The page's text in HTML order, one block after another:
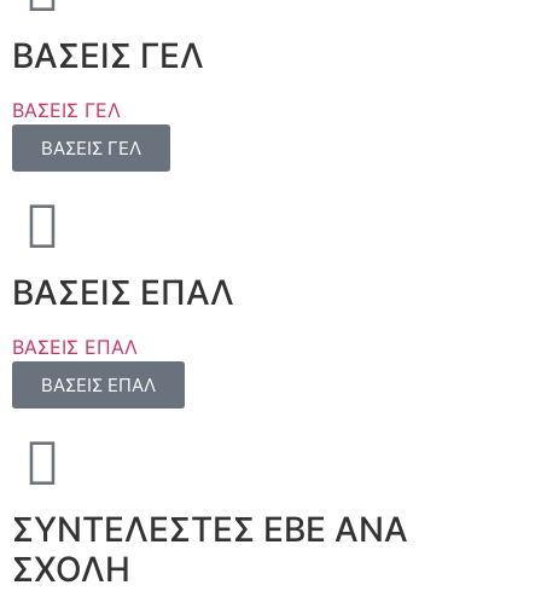
ΒΑΣΕΙΣ ΓΕΛ
ΒΑΣΕΙΣ ΓΕΛ
ΒΑΣΕΙΣ ΓΕΛ
ΒΑΣΕΙΣ ΕΠΑΛ
ΒΑΣΕΙΣ ΕΠΑΛ
ΒΑΣΕΙΣ ΕΠΑΛ
ΣΥΝΤΕΛΕΣΤΕΣ ΕΒΕ ΑΝΑ
ΣΧΟΛΗ